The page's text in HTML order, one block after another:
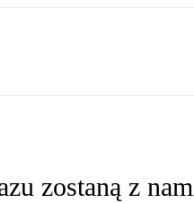
zostaną z